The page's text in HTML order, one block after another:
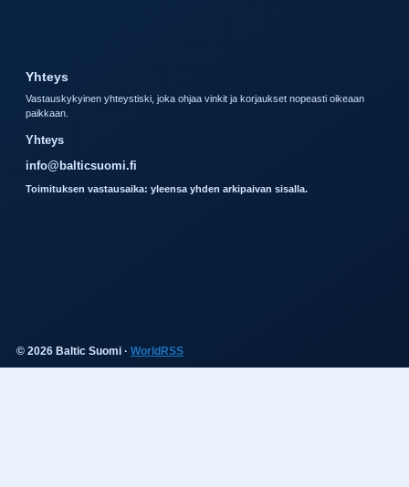
Yhteys
Vastauskykyinen yhteystiski, joka ohjaa vinkit ja korjaukset nopeasti oikeaan
paikkaan.
Yhteys
info@balticsuomi.fi
Toimituksen vastausaika: yleensa yhden arkipaivan sisalla.
© 2026 Baltic Suomi · WorldRSS